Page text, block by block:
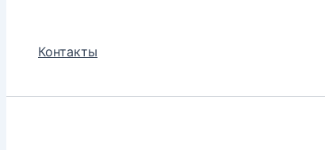
Контакты